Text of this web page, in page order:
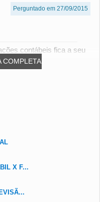
Perguntado em 27/09/2015
COMPLETA
contábeis fica a seu
X F...